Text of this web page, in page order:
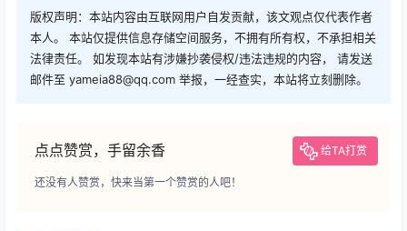
版权声明：本站内容由互联网用户自发贡献，该文观点仅代表作者
本人。 本站仅提供信息存储空间服务，不拥有所有权，不承担相关
法律责任。 如发现本站有涉嫌抄袭侵权/违法违规的内容， 请发送
邮件至 yameia88@qq.com 举报，一经查实，本站将立刻删除。
点点赞赏，手留余香 给TA打赏
还没有人赞赏，快来当第一个赞赏的人吧！